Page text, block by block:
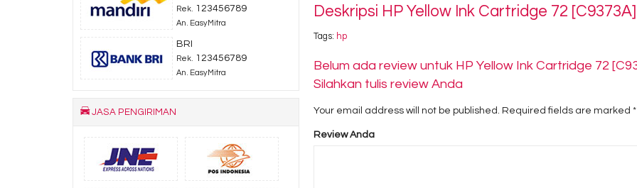
Deskripsi HP Yellow Ink Cartridge 72 [C9373A]
Tags: hp
Belum ada review untuk HP Yellow Ink Cartridge 72
Silahkan tulis review Anda
Your email address will not be published. Required fields are marked*
Review Anda
Rek. 123456789
An. EasyMitra
BRI
Rek. 123456789
An. EasyMitra
JASA PENGIRIMAN